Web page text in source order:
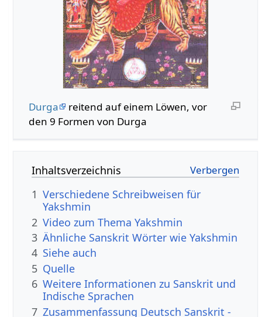
Durga
reitend auf einem Löwen, vor
den 9 Formen von Durga
Inhaltsverzeichnis
1 Verschiedene Schreibweisen für
Yakshmin
2 Video zum Thema Yakshmin
3 Ähnliche Sanskrit Wörter wie Yakshmin
4 Siehe auch
5 Quelle
6 Weitere Informationen zu Sanskrit und
Indische Sprachen
7 Zusammenfassung Deutsch Sanskrit -